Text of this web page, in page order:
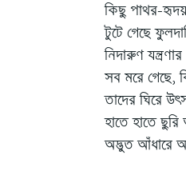
কিছু পাথর-
টুটে গেছে
নিদারুণ
সব মরে গেছে,
তাদের ঘিরে
হাতে হাতে ছুরি
অদ্ভুত আঁধারে